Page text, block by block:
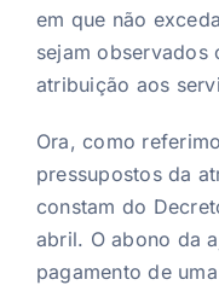
em que não
sejam observados
atribuição aos
Ora, como
pressupostos da
constam do
abril. O abono da
pagamento de